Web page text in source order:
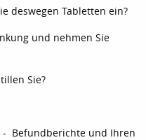
deswegen Tabletten ein?
und nehmen Sie
Sie?
- Befundberichte und Ihren